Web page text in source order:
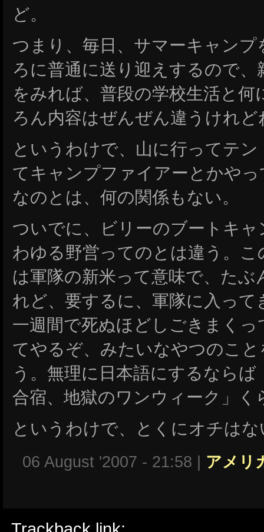
ど。
つまり、毎日、サマーキャン
ろに普通に送り迎えするので
をみれば、普段の学校生活と
ろん内容はぜんぜん違うけれど
というわけで、山に行ってテ
てキャンプファイアーとかや
なのとは、何の関係もない。
ついでに、ビリーのブートキ
わゆる野営ってのとは違う。
は軍隊の新米って意味で、た
れど、要するに、軍隊に入っ
一週間で死ぬほどしごきまく
てやるぞ、みたいなやつのこ
う。無理に日本語にするなら
合宿、地獄のワンウィーク」く
というわけで、とくにオチは
06 August '2007 - 21:58 | アメリ